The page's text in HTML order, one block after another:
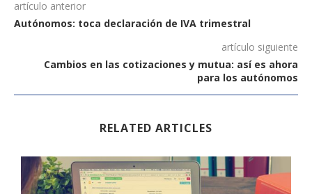
artículo anterior
Autónomos: toca declaración de IVA trimestral
artículo siguiente
Cambios en las cotizaciones y mutua: así es ahora
para los autónomos
RELATED ARTICLES